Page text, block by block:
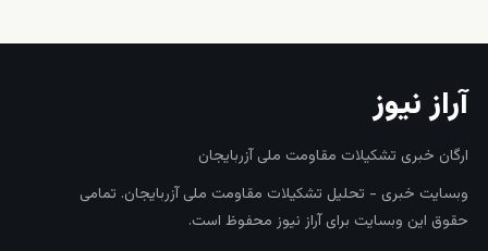
آراز نیوز
ارگان خبری تشکیلات مقاومت ملی آزربایجان
وبسایت خبری - تحلیل تشکیلات مقاومت ملی آزربایجان. تمامی
حقوق این وبسایت برای آراز نیوز محفوظ است.